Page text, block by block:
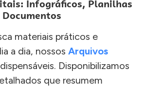
Infográficos, Planilhas
materiais práticos e
a dia, nossos Arquivos
Disponibilizamos
que resumem